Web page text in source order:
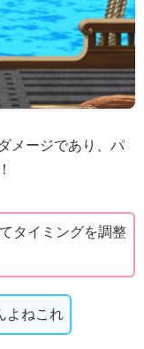
メージであり、パ
タイミングを調整
よねこれ